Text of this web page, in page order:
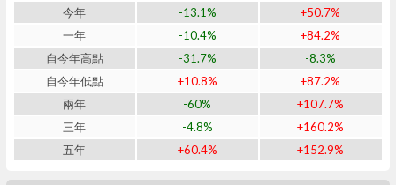
今年
-13.1%
+50.7%
一年
-10.4%
+84.2%
自今年高點
-31.7%
-8.3%
自今年低點
+10.8%
+87.2%
兩年
-60%
+107.7%
三年
-4.8%
+160.2%
五年
+60.4% +152.9%